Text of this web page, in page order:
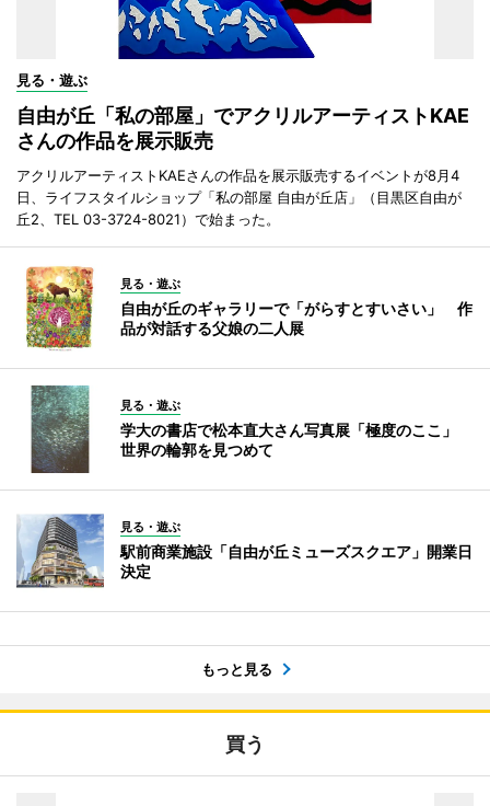
見る・遊ぶ
自由が丘「私の部屋」でアクリルアーティストKAE
さんの作品を展示販売
アクリルアーティストKAEさんの作品を展示販売するイベントが8月4
日、ライフスタイルショップ「私の部屋 自由が丘店」（目黒区自由が
丘2、TEL 03-3724-8021）で始まった。
見る・遊ぶ
自由が丘のギャラリーで「がらすとすいさい」 作
品が対話する父娘の二人展
見る・遊ぶ
学大の書店で松本直大さん写真展「極度のここ」
世界の輪郭を見つめて
見る・遊ぶ
駅前商業施設「自由が丘ミューズスクエア」開業日
決定
もっと見る
買う